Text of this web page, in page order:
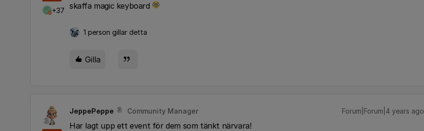
+37
skaffa magic keyboard
1 person gillar detta
Gilla
JeppePeppe Community Manager Forum|Forum|4 years ago
Har lagt upp ett event för dem som tänkt närvara!